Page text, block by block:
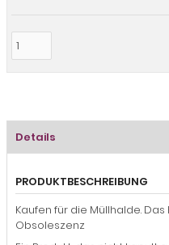
Details
PRODUKTBESCHREIBUNG
Kaufen für die Müllhalde.
Obsoleszenz